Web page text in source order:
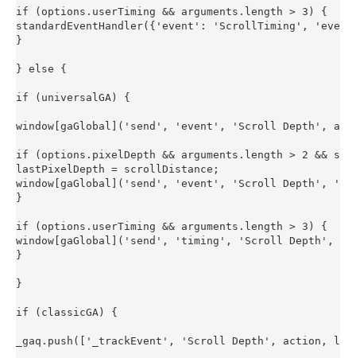
if (options.userTiming && arguments.length > 3) {
standardEventHandler({'event': 'ScrollTiming',
}
} else {
if (universalGA) {
window[gaGlobal]('send', 'event', 'Scroll Depth',
if (options.pixelDepth && arguments.length > 2 &&
lastPixelDepth = scrollDistance;
window[gaGlobal]('send', 'event', 'Scroll Depth',
}
if (options.userTiming && arguments.length > 3) {
window[gaGlobal]('send', 'timing', 'Scroll Depth',
}
}
if (classicGA) {
_gaq.push(['_trackEvent', 'Scroll Depth', action,